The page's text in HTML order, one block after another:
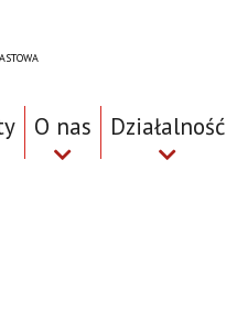
O nas Działalność